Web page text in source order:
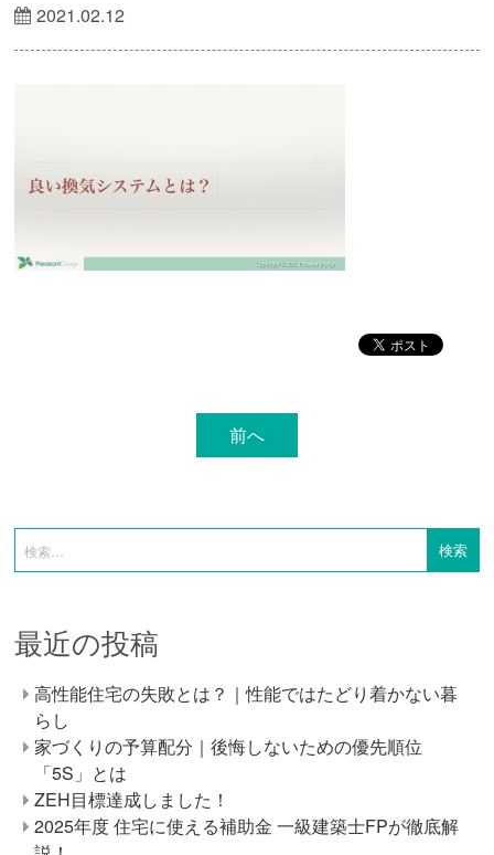
2021.02.12
前へ
最近の投稿
高性能住宅の失敗とは？｜性能ではたどり着かない暮
らし
家づくりの予算配分｜後悔しないための優先順位
「5S」とは
ZEH目標達成しました！
2025年度 住宅に使える補助金 一級建築士FPが徹底解